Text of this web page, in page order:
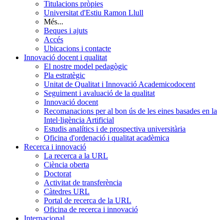
Titulacions pròpies
Universitat d'Estiu Ramon Llull
Més...
Beques i ajuts
Accés
Ubicacions i contacte
Innovació docent i qualitat
El nostre model pedagògic
Pla estratègic
Unitat de Qualitat i Innovació Academicodocent
Seguiment i avaluació de la qualitat
Innovació docent
Recomanacions per al bon ús de les eines basades en la
Intel·ligència Artificial
Estudis analítics i de prospectiva universitària
Oficina d'ordenació i qualitat acadèmica
Recerca i innovació
La recerca a la URL
Ciència oberta
Doctorat
Activitat de transferència
Càtedres URL
Portal de recerca de la URL
Oficina de recerca i innovació
Internacional